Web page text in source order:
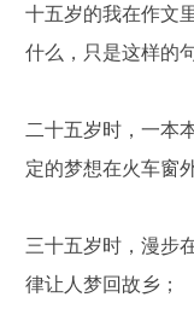
十五岁的我在作文
什么，只是这样的
二十五岁时，一本
定的梦想在火车窗
三十五岁时，漫步
律让人梦回故乡；